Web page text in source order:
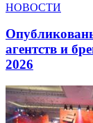
НОВОСТИ
агентств и
2026